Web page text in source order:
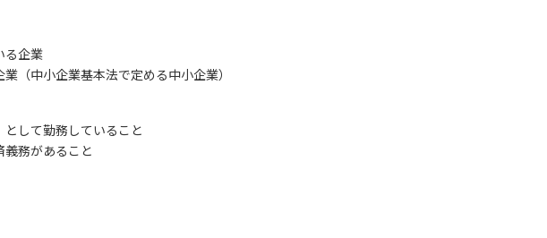
る企業
（中小企業基本法で定める中小企業）
して勤務していること
務があること